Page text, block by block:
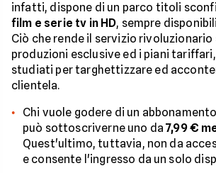
infatti, dispone di un parco titoli
film e serie tv in HD, sempre
Ciò che rende il servizio rivoluzionario
produzioni esclusive ed i piani
studiati per targhettizzare ed
clientela.
Chi vuole godere di un
può sottoscriverne uno da7,99 €
Quest'ultimo, tuttavia, non da
e consente l'ingresso da un solo